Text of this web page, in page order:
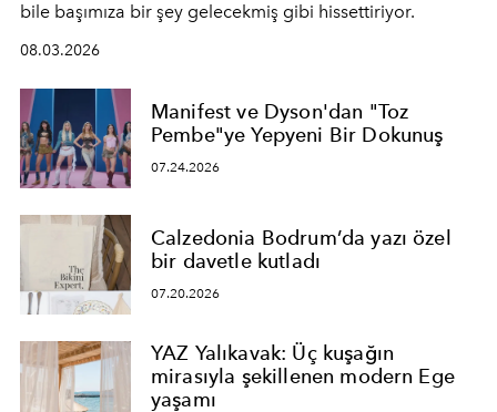
bile başımıza bir şey gelecekmiş gibi hissettiriyor.
08.03.2026
Manifest ve Dyson'dan "Toz
Pembe"ye Yepyeni Bir Dokunuş
07.24.2026
Calzedonia Bodrum’da yazı özel
bir davetle kutladı
07.20.2026
YAZ Yalıkavak: Üç kuşağın
mirasıyla şekillenen modern Ege
yaşamı